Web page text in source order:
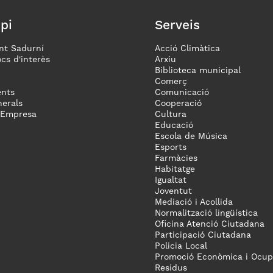
Sadurní
d'interès
Serveis
Acció Climàtica
Arxiu
Biblioteca municipal
Comerç
Comunicació
Cooperació
Cultura
Educació
Escola de Música
Esports
Farmàcies
Habitatge
Igualtat
Joventut
Mediació i Acollida
Normalització lingüística
Oficina Atenció Ciutadana
Participació Ciutadana
Policia Local
Promoció Econòmica i
Residus